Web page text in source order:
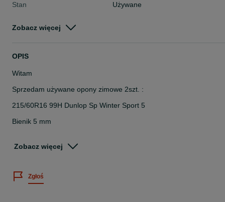
Stan
Używane
Szerokość
Zobacz więcej
OPIS
Witam
Sprzedam używane opony zimowe 2szt. :
215/60R16 99H Dunlop Sp Winter Sport 5
Bienik 5 mm
telefonicznym.
Zobacz więcej
Zgłoś